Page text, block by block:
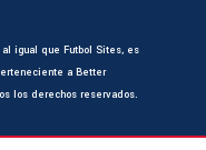
al igual que Futbol Sites, es
a Better
los derechos reservados.